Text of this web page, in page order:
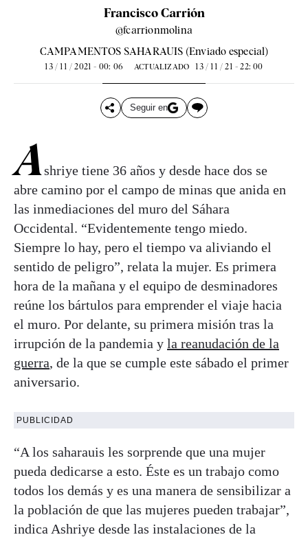
Francisco Carrión
@fcarrionmolina
CAMPAMENTOS SAHARAUIS (Enviado especial)
13 / 11 / 2021 - 00: 06 ACTUALIZADO 13 / 11 / 21 - 22: 00
Seguir en
Ashriye tiene 36 años y desde hace dos se
abre camino por el campo de minas que anida en
las inmediaciones del muro del Sáhara
Occidental. “Evidentemente tengo miedo.
Siempre lo hay, pero el tiempo va aliviando el
sentido de peligro”, relata la mujer. Es primera
hora de la mañana y el equipo de desminadores
reúne los bártulos para emprender el viaje hacia
el muro. Por delante, su primera misión tras la
irrupción de la pandemia y la reanudación de la
guerra, de la que se cumple este sábado el primer
aniversario.
PUBLICIDAD
“A los saharauis les sorprende que una mujer
pueda dedicarse a esto. Éste es un trabajo como
todos los demás y es una manera de sensibilizar a
la población de que las mujeres pueden trabajar”,
indica Ashriye desde las instalaciones de la